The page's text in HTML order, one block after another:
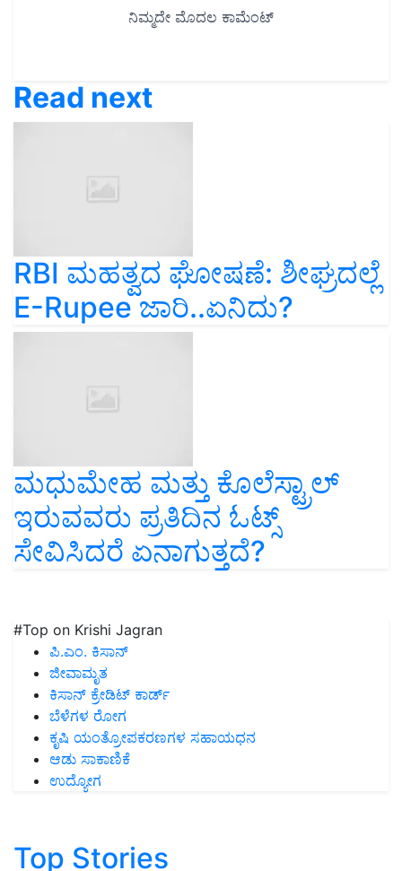
RBI ಮಹತ್ವದ ಘೋಷಣೆ: ಶೀಘ್ರದಲ್ಲೆ
E-Rupee ಜಾರಿ..ಏನಿದು?
ಮಧುಮೇಹ ಮತ್ತು ಕೊಲೆಸ್ಟ್ರಾಲ್
ಇರುವವರು ಪ್ರತಿದಿನ ಓಟ್ಸ್
ಸೇವಿಸಿದರೆ ಏನಾಗುತ್ತದೆ?
ಪಿ.ಎಂ. ಕಿಸಾನ್
ಜೀವಾಮೃತ
ಕಿಸಾನ್ ಕ್ರೇಡಿಟ್ ಕಾರ್ಡ್
ಬೆಳೆಗಳ ರೋಗ
ಕೃಷಿ ಯಂತ್ರೋಪಕರಣಗಳ ಸಹಾಯಧನ
ಆಡು ಸಾಕಾಣಿಕೆ
ಉದ್ಯೋಗ
Top Stories